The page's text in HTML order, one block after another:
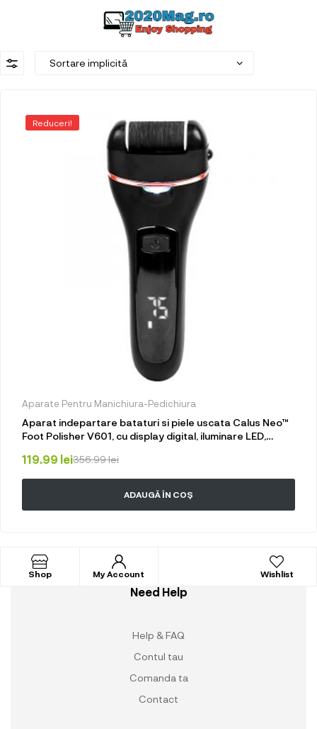
Reduceri!
Aparate Pentru Manichiura-Pedichiura
Aparat indepartare bataturi si piele uscata Calus Neo™
Foot Polisher V601, cu display digital, iluminare LED,
microminerale, 2000 rpm, Negru
356.99lei
119.99 lei
ADAUGĂ ÎN COȘ
Shop My Account Wishlist
Need Help
Help & FAQ
Contul tau
Comanda ta
Contact